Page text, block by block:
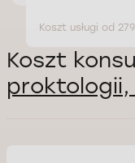
Koszt usługi od 279
Koszt
proktologii,